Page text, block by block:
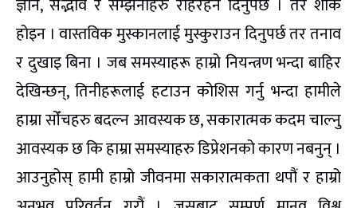
होइन । वास्तविक मुस्कानलाई मुस्कुराउन दिनुपर्छ तर तनाव
र दुखाइ बिना । जब समस्याहरू हाम्रो नियन्त्रण भन्दा बाहिर
देखिन्छन्, तिनीहरूलाई हटाउन कोशिस गर्नु भन्दा हामीले
हाम्रा सोँचहरु बदल्न आवस्यक छ, सकारात्मक कदम चाल्नु
आवस्यक छ कि हाम्रा समस्याहरु डिप्रेशनको कारण नबनुन् ।
आउनुहोस् हामी हाम्रो जीवनमा सकारात्मकता थपौं र हाम्रो